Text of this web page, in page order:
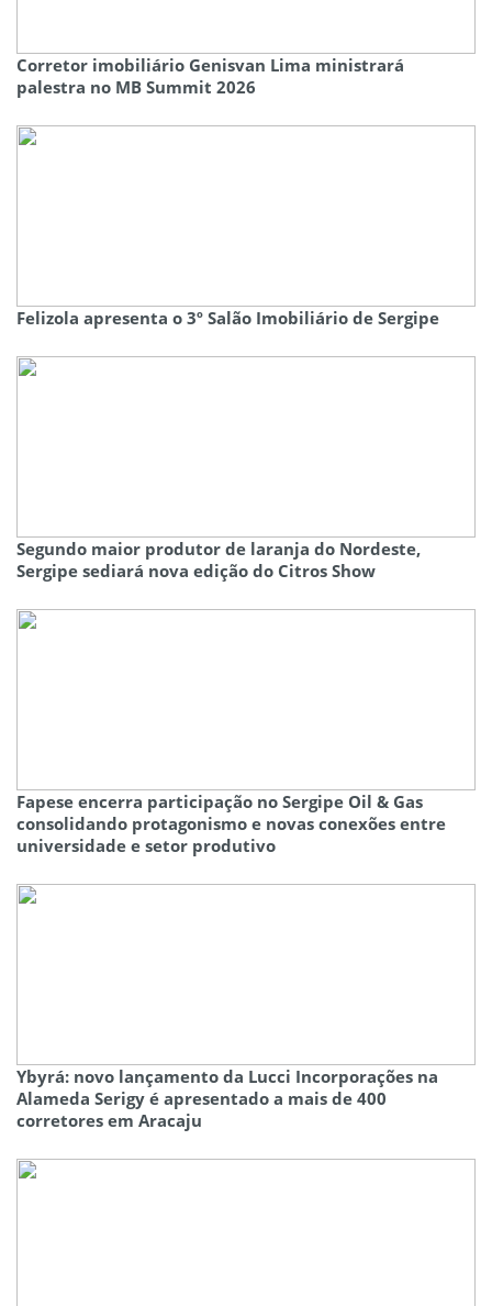
Corretor imobiliário Genisvan Lima ministrará
palestra no MB Summit 2026
Felizola apresenta o 3º Salão Imobiliário de Sergipe
Segundo maior produtor de laranja do Nordeste,
Sergipe sediará nova edição do Citros Show
Fapese encerra participação no Sergipe Oil & Gas
consolidando protagonismo e novas conexões entre
universidade e setor produtivo
Ybyrá: novo lançamento da Lucci Incorporações na
Alameda Serigy é apresentado a mais de 400
corretores em Aracaju